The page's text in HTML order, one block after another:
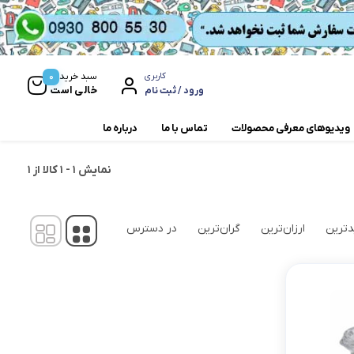
کاربری
ورود / ثبت نام
سبد خرید
خالی است
0
ویدیوهای معرفی محصولات تماس با ما درباره ما
نمایش 1
-
1کالا از 1
ارزان‌ترین گران‌ترین در دسترس